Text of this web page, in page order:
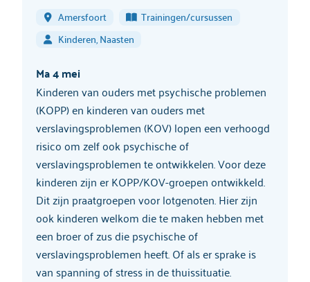
Amersfoort
Trainingen/cursussen
Kinderen, Naasten
Ma 4 mei
Kinderen van ouders met psychische problemen
(KOPP) en kinderen van ouders met
verslavingsproblemen (KOV) lopen een verhoogd
risico om zelf ook psychische of
verslavingsproblemen te ontwikkelen. Voor deze
kinderen zijn er KOPP/KOV-groepen ontwikkeld.
Dit zijn praatgroepen voor lotgenoten. Hier zijn
ook kinderen welkom die te maken hebben met
een broer of zus die psychische of
verslavingsproblemen heeft. Of als er sprake is
van spanning of stress in de thuissituatie.